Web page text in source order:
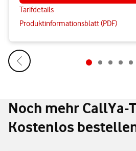
Tarifdetails
Produktinformationsblatt (PDF)
Noch mehr CallYa-
Kostenlos